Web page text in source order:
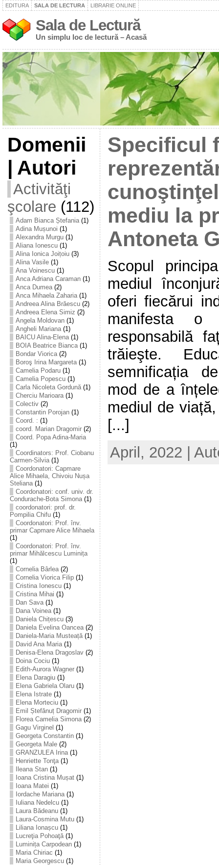
EDITURA SALA DE LECTURA LIBRARIE ONLINE
Sala de Lectură
Un simplu loc de lectură – Acasă
Domenii
| Autori
Activităţi
şcolare (112)
Adam Bianca Ștefania(1)
Adina Mușunoi (1)
Alexandra Murgu(1)
Aliana Ionescu(1)
Alina Ionica Joițoiu(3)
Alina Vasile(1)
Ana Voinescu(1)
Anca Adriana Caraman(1)
Anca Dumea(2)
Anca Mihaela Zaharia(1)
Andreea Alina Brăescu(2)
Andreea Elena Simiz (2)
Angela Moldovan(1)
Angheli Mariana(1)
BAICU Alina-Elena(1)
BOIA Beatrice Bianca(1)
Bondar Viorica(2)
Boroş Irina Margareta(1)
Camelia Podaru(1)
Camelia Popescu(1)
Carla Nicoleta Gordună(1)
Cherciu Marioara(1)
Colectiv(2)
Constantin Porojan(1)
Coord. : (1)
coord. Marian Dragomir(2)
Coord. Popa Adina-Maria
(1)
Coordinators: Prof. Ciobanu
Carmen-Silvia(1)
Coordonatori: Capmare
Alice Mihaela, Chivoiu Nușa
Steliana(1)
Coordonatori: conf. univ. dr.
Condurache-Bota Simona(1)
coordonatori: prof. dr.
Pompilia Chifu(1)
Coordonatori: Prof. înv.
primar Capmare Alice Mihaela
(1)
Coordonatori: Prof. înv.
primar Mihălcescu Luminița
(1)
Cornelia Bârlea(2)
Cornelia Viorica Filip(1)
Cristina Ionescu(1)
Cristina Mihai (1)
Dan Sava(1)
Dana Voinea(1)
Daniela Chițescu(3)
Daniela Evelina Oancea(2)
Daniela-Maria Musteață(1)
David Ana Maria(1)
Denisa-Elena Dragoslav(2)
Doina Cociu(1)
Edith-Aurora Wagner(1)
Elena Daragiu(1)
Elena Gabriela Olaru(1)
Elena Istrate(1)
Elena Morteciu(1)
Emil Ștefănuț Dragomir(1)
Florea Camelia Simona(2)
Gagu Virginel (1)
Georgeta Constantin(1)
Georgeta Male(2)
GRANZULEA Irina(1)
Henriette Tonţa(1)
Ileana Stan(1)
Ioana Cristina Mușat(1)
Ioana Matei (1)
Iordache Mariana(1)
Iuliana Nedelcu(1)
Laura Bădeanu(1)
Laura-Cosmina Mutu(1)
Liliana Ionașcu(1)
Lucreţia Pohoaţă(1)
Luminița Carpodean(1)
Maria Chiriac (1)
Maria Georgescu(1)
Specificul
mediu la
Antoneta
Scopul
mediul
oferi fiecărui
manifesta o
responsabilă
trăieşte.
semnificația
mod de a
mediul de
[...]
April, 2022 |